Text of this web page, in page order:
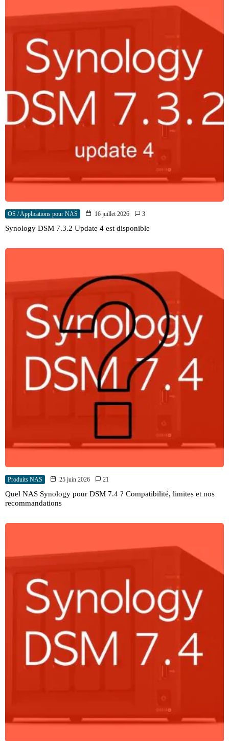
OS / Applications pour NAS 16 juillet 2026 3
Synology DSM 7.3.2 Update 4 est disponible
Produits NAS 25 juin 2026 21
Quel NAS Synology pour DSM 7.4 ? Compatibilité, limites et nos
recommandations